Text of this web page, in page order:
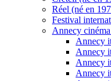
Réel (né en
Festival
Annecy
Annecy
Annecy
Annecy
Annecy